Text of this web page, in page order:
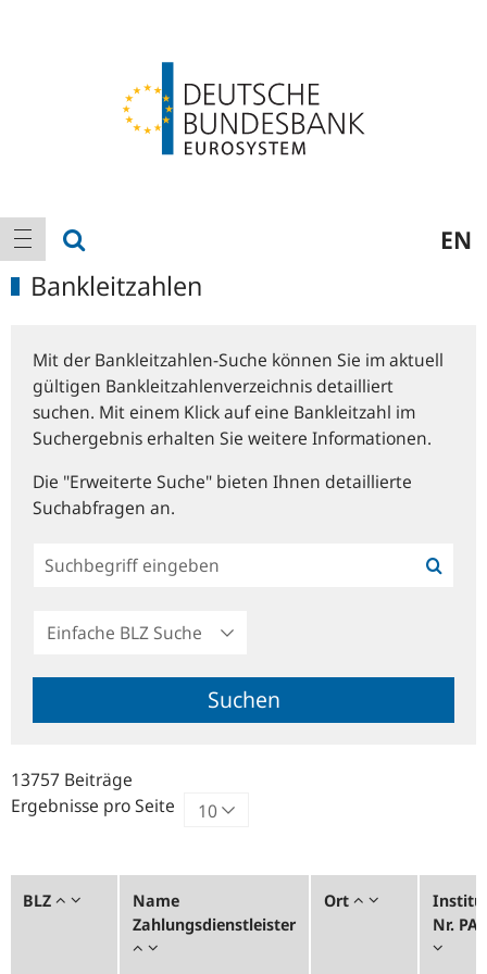
Hauptnavigation
Navigation anzeigen EN
Bankleitzahlen
Mit der Bankleitzahlen-Suche können Sie im aktuell
gültigen Bankleitzahlenverzeichnis detailliert
suchen. Mit einem Klick auf eine Bankleitzahl im
Suchergebnis erhalten Sie weitere Informationen.
Die "Erweiterte Suche" bieten Ihnen detaillierte
Suchabfragen an.
Einfache
Suche
Suchen
13757 Beiträge
Ergebnisse pro Seite
BLZ
Name
Zahlungsdienstleister
Ort
Nr.